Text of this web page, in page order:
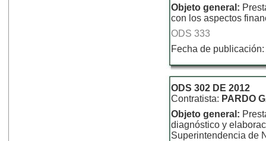
Objeto general:
con los aspectos
ODS 333
Fecha de
ODS 302 DE 2012
Contratista: PARDO
Objeto general:
diagnóstico y
Superintendencia de